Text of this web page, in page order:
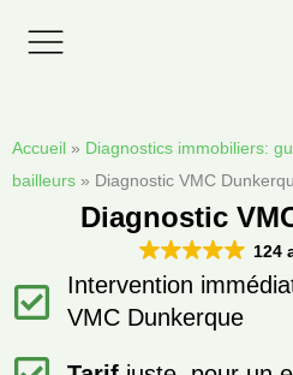
Accueil » Diagnostics immobiliers:
bailleurs » Diagnostic VMC
Diagnostic
124
Intervention
VMC Dunkerque